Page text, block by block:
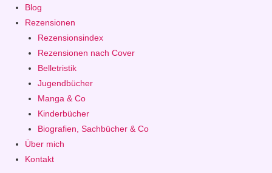
Blog
Rezensionen
Rezensionsindex
Rezensionen nach Cover
Belletristik
Jugendbücher
Manga & Co
Kinderbücher
Biografien, Sachbücher & Co
Über mich
Kontakt